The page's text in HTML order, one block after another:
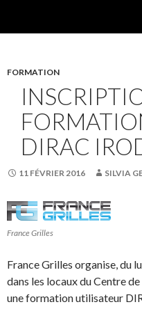
FORMATION
DIRAC
11 FÉVRIER 2016 SILVIA
France Grilles
France Grilles organise, du
dans les locaux du Centre
une formation utilisateur